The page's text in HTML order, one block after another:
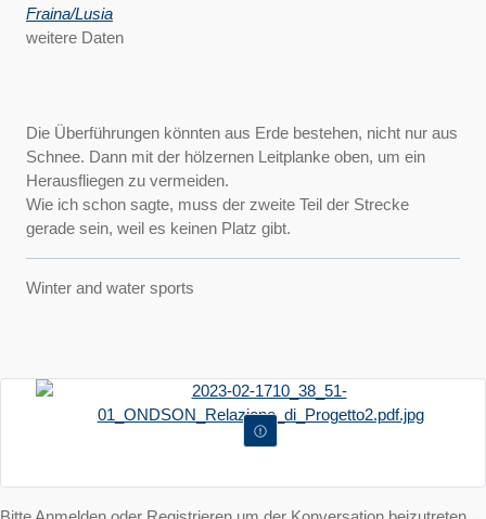
Fraina/Lusia
weitere Daten
Die Überführungen könnten aus Erde bestehen, nicht nur aus
Schnee. Dann mit der hölzernen Leitplanke oben, um ein
Herausfliegen zu vermeiden.
Wie ich schon sagte, muss der zweite Teil der Strecke
gerade sein, weil es keinen Platz gibt.
Winter and water sports